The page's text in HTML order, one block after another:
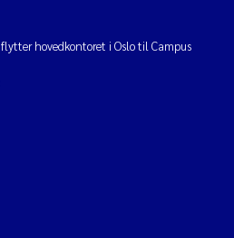
hovedkontoret i Oslo til Campus